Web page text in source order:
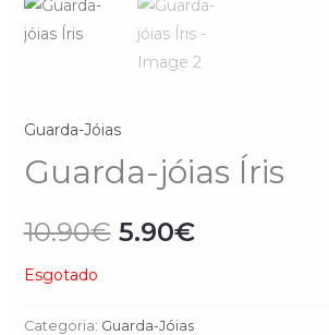
Guarda-Jóias
Guarda-jóias Íris
10.90€
preço
original
10.90€.
5.90€
preço
atual
5.90€.
Esgotado
Categoria: Guarda-Jóias